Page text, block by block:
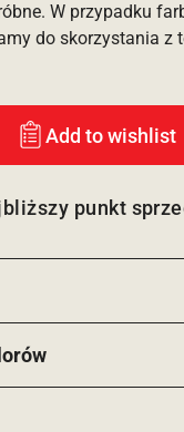
W przypadku
do skorzystania z
Add to wishlist
punkt